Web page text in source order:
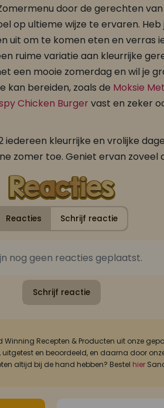
door de gerechten
op ultieme wijze te ervaren.
uit om te komen eten en
ruime variatie aan kleurrijke
een mooie zomerdag en wil je
kan bereiden, zoals de Moksie
Chicken Burger vast en zeker
iedereen kleurrijke en vrolijke
zomer toe. Geniet ervan zoveel
Reacties Schrijf reactie
nog geen reacties geplaatst.
Schrijf reactie
Recepten & Producten uit onze
en beoordeeld, en daarna door
altijd bij de hand hebben? Bestel hier